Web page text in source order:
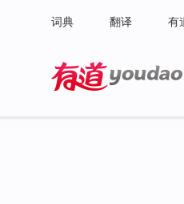
词典 翻译 有